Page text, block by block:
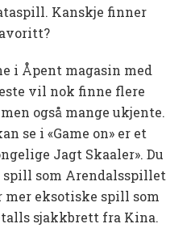
Kanskje finner
i Åpent magasin med
vil nok finne flere
også mange ukjente.
se i «Game on» er et
Jagt Skaaler». Du
spill som Arendalsspillet
eksotiske spill som
sjakkbrett fra Kina.